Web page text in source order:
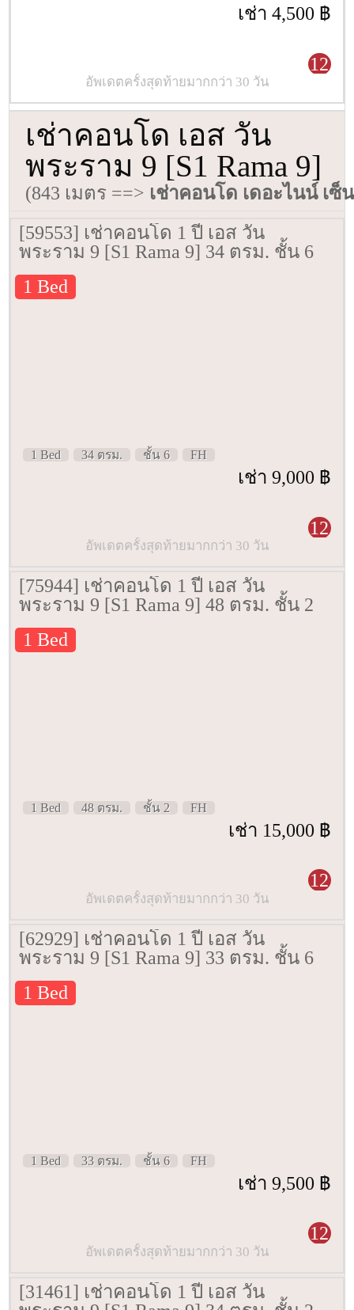
เช่า 4,500 ฿
12
อัพเดตครั้งสุดท้ายมากกว่า 30 วัน
เช่าคอนโด เอส วัน
พระราม 9 [S1 Rama 9]
(843 เมตร ==> เช่าคอนโด เดอะไนน์ เซ็
[59553] เช่าคอนโด 1 ปี เอส วัน
พระราม 9 [S1 Rama 9] 34 ตรม. ชั้น 6
1 Bed
1 Bed 34 ตรม. ชั้น 6 FH
เช่า 9,000 ฿
12
อัพเดตครั้งสุดท้ายมากกว่า 30 วัน
[75944] เช่าคอนโด 1 ปี เอส วัน
พระราม 9 [S1 Rama 9] 48 ตรม. ชั้น 2
1 Bed
1 Bed 48 ตรม. ชั้น 2 FH
เช่า 15,000 ฿
12
อัพเดตครั้งสุดท้ายมากกว่า 30 วัน
[62929] เช่าคอนโด 1 ปี เอส วัน
พระราม 9 [S1 Rama 9] 33 ตรม. ชั้น 6
1 Bed
1 Bed 33 ตรม. ชั้น 6 FH
เช่า 9,500 ฿
12
อัพเดตครั้งสุดท้ายมากกว่า 30 วัน
[31461] เช่าคอนโด 1 ปี เอส วัน